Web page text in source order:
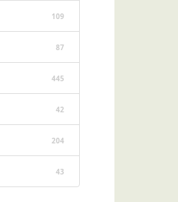
109
87
445
42
204
43